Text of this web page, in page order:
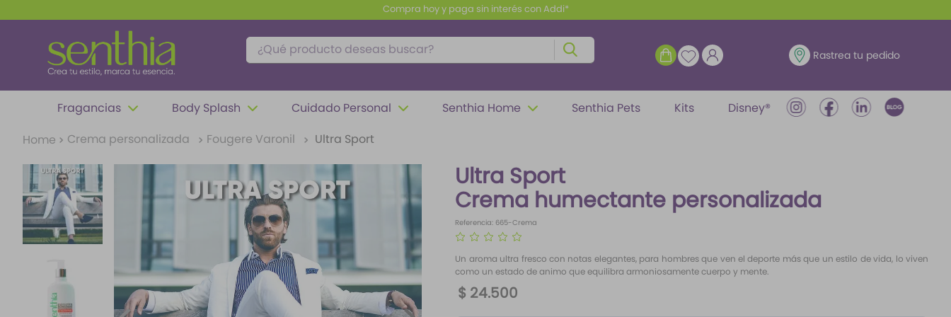
Compra hoy y paga sin interés con Addi*
¿Qué producto deseas buscar? ENTRAR Rastrea tu pedido
Fragancias Body Splash Cuidado Personal Senthia Home Senthia Pets Kits
Disney®
Crema personalizada
Fougere Varonil Ultra Sport
Ultra Sport
Crema humectante personalizada
Referencia: 665-Crema
Un aroma ultra fresco con notas elegantes, para hombres que ven el deporte más que un estilo de vida, lo viven
como un estado de animo que equilibra armoniosamente cuerpo y mente.
$ 24.500
TÉRMINOS MÁS BUSCADOS
1.
perfume
2.
carolina herrera
3.
splash
feromonas
paris hilton
8.
ariana grande
9.
santal 33